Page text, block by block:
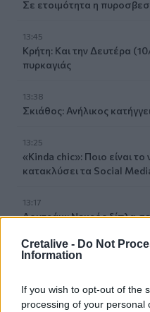
Cretalive - Do Not
Information
If you wish to opt-out of the
processing of your personal
Σε ετοιμότητα η
13:45
Κρήτη: Και την Δευτέρα
πυρκαγιάς
13:38
Σκιάθος: Ανήλικος
13:25
«Kinda chic»: Ποιο είναι το
κατακλύσει τα Social
13:17
Λουτράκι: Νεκρός δίπλα
13:08
τουριστών και οι βίλες